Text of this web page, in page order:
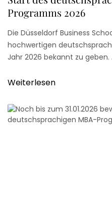
Programms 2026
Die Düsseldorf Business
hochwertigen
Jahr 2026 bekannt zu geben.
MBA-Reise an der
Weiterlesen